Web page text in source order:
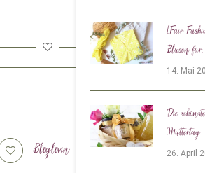
Bloglovin Tiktok
[Fair
Blusen für...
14. Mai
Die
Muttertag
26. April